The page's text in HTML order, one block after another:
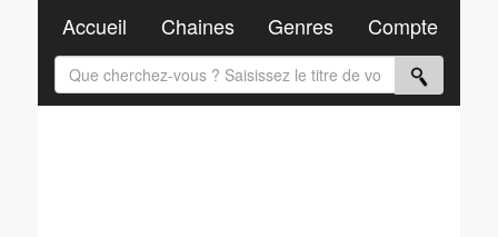
Accueil Chaines Genres Compte